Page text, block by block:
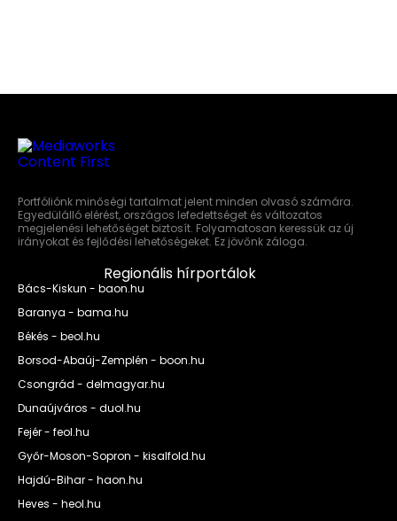
Portfóliónk minőségi tartalmat jelent minden olvasó számára.
Egyedülálló elérést, országos lefedettséget és változatos
megjelenési lehetőséget biztosít. Folyamatosan keressük az új
irányokat és fejlődési lehetőségeket. Ez jövőnk záloga.
Regionális hírportálok
Bács-Kiskun - baon.hu
Baranya - bama.hu
Békés - beol.hu
Borsod-Abaúj-Zemplén - boon.hu
Csongrád - delmagyar.hu
Dunaújváros - duol.hu
Fejér - feol.hu
Győr-Moson-Sopron - kisalfold.hu
Hajdú-Bihar - haon.hu
Heves - heol.hu